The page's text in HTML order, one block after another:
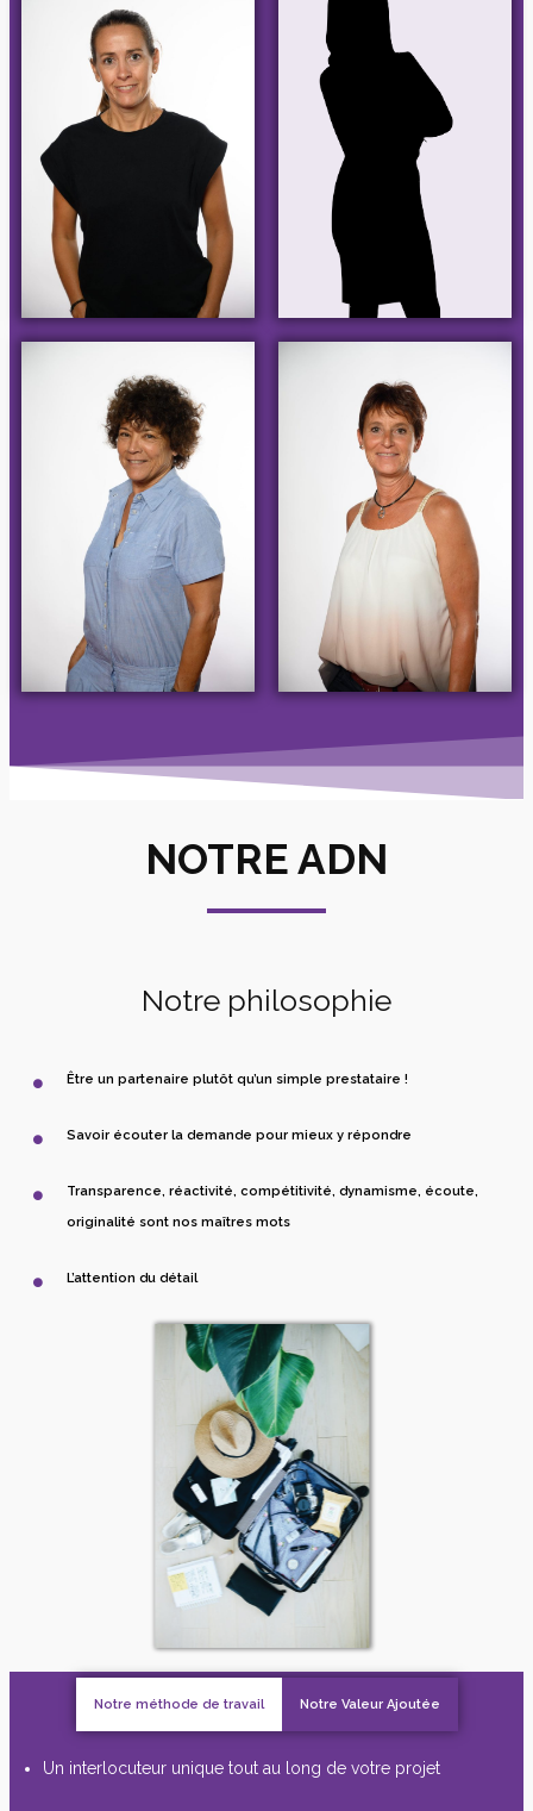
NOTRE ADN
Notre philosophie
Être un partenaire plutôt qu’un simple prestataire !
Savoir écouter la demande pour mieux y répondre
Transparence, réactivité, compétitivité, dynamisme, écoute,
originalité sont nos maîtres mots
L’attention du détail
Notre méthode de travail Notre Valeur Ajoutée
Un interlocuteur unique tout au long de votre projet